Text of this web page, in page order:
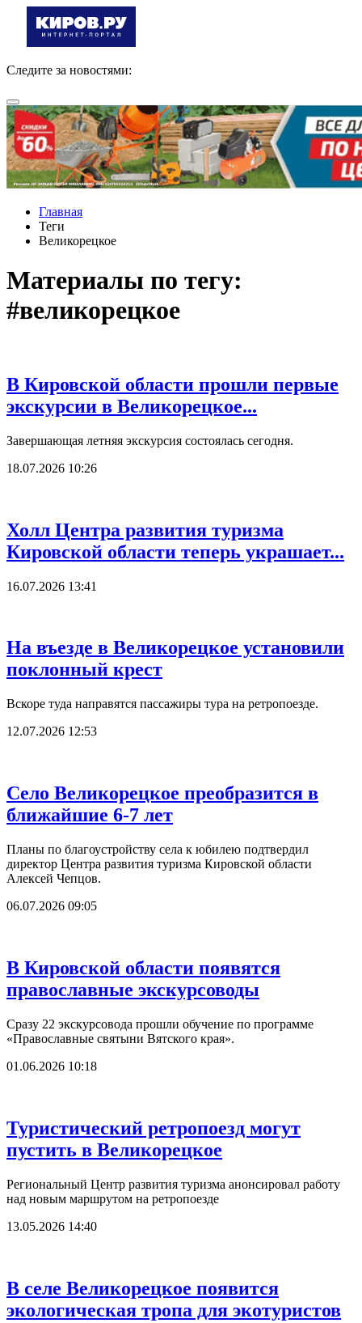
Следите за новостями:
Главная
Теги
Великорецкое
Материалы по тегу:
#великорецкое
В Кировской области прошли первые
экскурсии в Великорецкое...
Завершающая летняя экскурсия состоялась сегодня.
18.07.2026 10:26
Холл Центра развития туризма
Кировской области теперь украшает...
16.07.2026 13:41
На въезде в Великорецкое установили
поклонный крест
Вскоре туда направятся пассажиры тура на ретропоезде.
12.07.2026 12:53
Село Великорецкое преобразится в
ближайшие 6-7 лет
Планы по благоустройству села к юбилею подтвердил
директор Центра развития туризма Кировской области
Алексей Чепцов.
06.07.2026 09:05
В Кировской области появятся
православные экскурсоводы
Сразу 22 экскурсовода прошли обучение по программе
«Православные святыни Вятского края».
01.06.2026 10:18
Туристический ретропоезд могут
пустить в Великорецкое
Региональный Центр развития туризма анонсировал работу
над новым маршрутом на ретропоезде
13.05.2026 14:40
В селе Великорецкое появится
экологическая тропа для экотуристов